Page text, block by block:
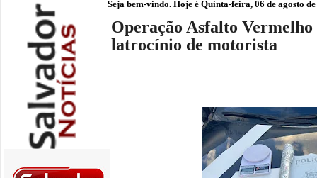
Seja bem-vindo. Hoje é Quinta-feira, 06 de agosto
Operação Asfalto
latrocínio de motorista